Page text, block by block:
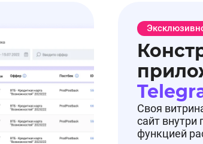
Своя
сайт внутри
функцией